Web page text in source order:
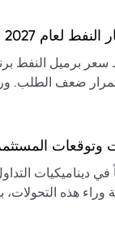
في العرض والطلب
ضعف الطلب.
العالمية في الربع الثاني
إلى طبيعتها
سعرية
الأسعار في
وتوقعات
ديناميكيات
وراء هذه